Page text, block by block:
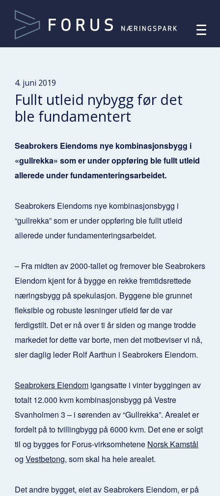
4. juni 2019
Fullt utleid nybygg før det
ble fundamentert
Seabrokers Eiendoms nye kombinasjonsbygg i
«gullrekka» som er under oppføring ble fullt utleid
allerede under fundamenteringsarbeidet.
Seabrokers Eiendoms nye kombinasjonsbygg i
“gullrekka” som er under oppføring ble fullt utleid
allerede under fundamenteringsarbeidet.
– Fra midten av 2000-tallet og fremover ble Seabrokers
Eiendom kjent for å bygge en rekke fremtidsrettede
næringsbygg på spekulasjon. Byggene ble grunnet
fleksible og robuste løsninger utleid før de var
ferdigstilt. Det er nå over ti år siden og mange trodde
markedet for dette var borte, men det motbeviser vi nå,
sier daglig leder Rolf Aarthun i Seabrokers Eiendom.
Seabrokers Eiendom igangsatte i vinter byggingen av
totalt 12.000 kvm kombinasjonsbygg på Vestre
Svanholmen 3 – i sørenden av “Gullrekka”. Arealet er
fordelt på to tvillingbygg på 6000 kvm. Det ene er solgt
til og bygges for Forus-virksomhetene Norsk Kamstål
og Vestbetong, som skal ha hele arealet.
Det andre bygget, eiet av Seabrokers Eiendom, er på